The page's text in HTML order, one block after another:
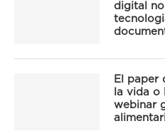
digital
El paper
la vida o
webinar